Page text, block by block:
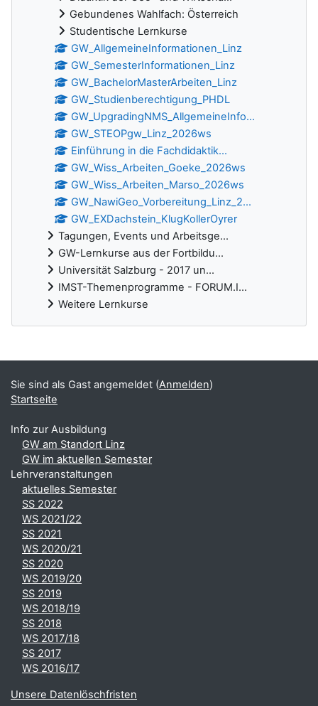
Gebundenes Wahlfach: Österreich
Studentische Lernkurse
GW_AllgemeineInformationen_Linz
GW_SemesterInformationen_Linz
GW_BachelorMasterArbeiten_Linz
GW_Studienberechtigung_PHDL
GW_UpgradingNMS_AllgemeineInfo...
GW_STEOPgw_Linz_2026ws
Einführung in die Fachdidaktik...
GW_Wiss_Arbeiten_Goeke_2026ws
GW_Wiss_Arbeiten_Marso_2026ws
GW_NawiGeo_Vorbereitung_Linz_2...
GW_EXDachstein_KlugKollerOyrer
Tagungen, Events und Arbeitsge...
GW-Lernkurse aus der Fortbildu...
Universität Salzburg - 2017 un...
IMST-Themenprogramme - FORUM.I...
Weitere Lernkurse
Ergänzungsblöcke
Sie sind als Gast angemeldet (Anmelden)
Startseite
Info zur Ausbildung
GW am Standort Linz
GW im aktuellen Semester
Lehrveranstaltungen
aktuelles Semester
SS 2022
WS 2021/22
SS 2021
WS 2020/21
SS 2020
WS 2019/20
SS 2019
WS 2018/19
SS 2018
WS 2017/18
SS 2017
WS 2016/17
Unsere Datenlöschfristen